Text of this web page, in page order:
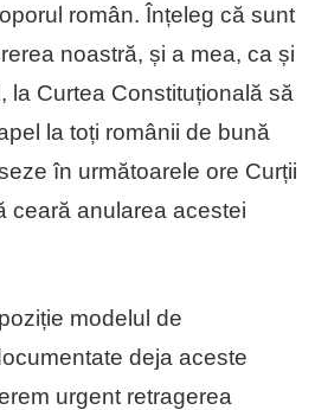
român. Înțeleg că sunt
noastră, și a mea, ca și
la Curtea Constituțională să
la toți românii de bună
în următoarele ore Curții
ceară anularea acestei
modelul de
deja aceste
urgent retragerea